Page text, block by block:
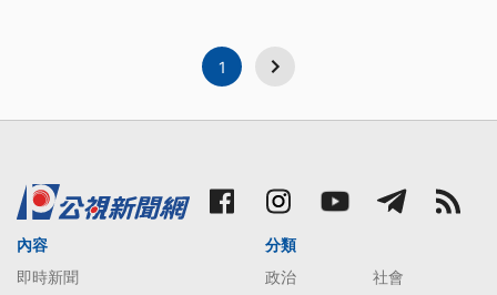
1
內容
即時新聞
分類
政治
社會